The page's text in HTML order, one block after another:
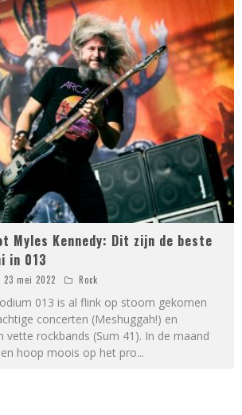
Myles Kennedy: Dit zijn de beste
in 013
23 mei 2022 Rock
013 is al flink op stoom gekomen
concerten (Meshuggah!) en
vette rockbands (Sum 41). In de maand
hoop moois op het pro...